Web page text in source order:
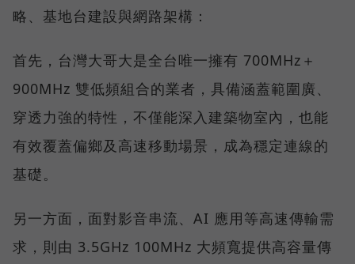
略、基地台建設與網路架構：
首先，台灣大哥大是全台唯一擁有 700MHz＋
900MHz 雙低頻組合的業者，具備涵蓋範圍廣、
穿透力強的特性，不僅能深入建築物室內，也能
有效覆蓋偏鄉及高速移動場景，成為穩定連線的
基礎。
另一方面，面對影音串流、AI 應用等高速傳輸需
求，則由 3.5GHz 100MHz 大頻寬提供高容量傳